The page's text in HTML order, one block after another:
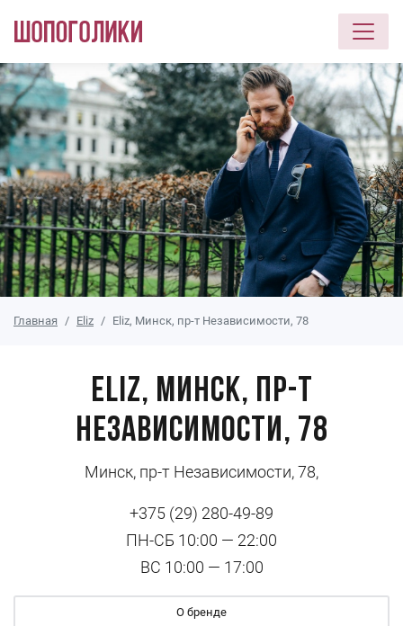
Перейти к основному содержанию
Главная Eliz Eliz, Минск, пр-т Независимости, 78
Eliz, Минск, пр-т
Независимости, 78
Минск, пр-т Независимости, 78,
+375 (29) 280-49-89
ПН-СБ 10:00 — 22:00
ВС 10:00 — 17:00
О бренде